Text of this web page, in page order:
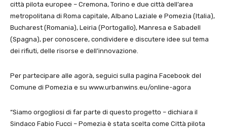
città pilota europee – Cremona, Torino e due città dell’area
metropolitana di Roma capitale, Albano Laziale e Pomezia (Italia),
Bucharest (Romania), Leiria (Portogallo), Manresa e Sabadell
(Spagna), per conoscere, condividere e discutere idee sul tema
dei rifiuti, delle risorse e dell’innovazione.
Per partecipare alle agorà, seguici sulla pagina Facebook del
Comune di Pomezia e su www.urbanwins.eu/online-agora
“Siamo orgogliosi di far parte di questo progetto – dichiara il
Sindaco Fabio Fucci – Pomezia è stata scelta come Città pilota